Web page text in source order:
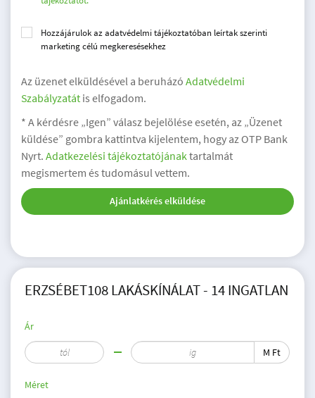
Hozzájárulok az adatvédelmi tájékoztatóban leírtak szerinti
marketing célú megkeresésekhez
Az üzenet elküldésével a beruházó Adatvédelmi
Szabályzatát is elfogadom.
* A kérdésre „Igen” válasz bejelölése esetén, az „Üzenet
küldése” gombra kattintva kijelentem, hogy az OTP Bank
Nyrt. Adatkezelési tájékoztatójának tartalmát
megismertem és tudomásul vettem.
Ajánlatkérés elküldése
ERZSÉBET108 LAKÁSKÍNÁLAT - 14 INGATLAN
Ár
M Ft
Méret